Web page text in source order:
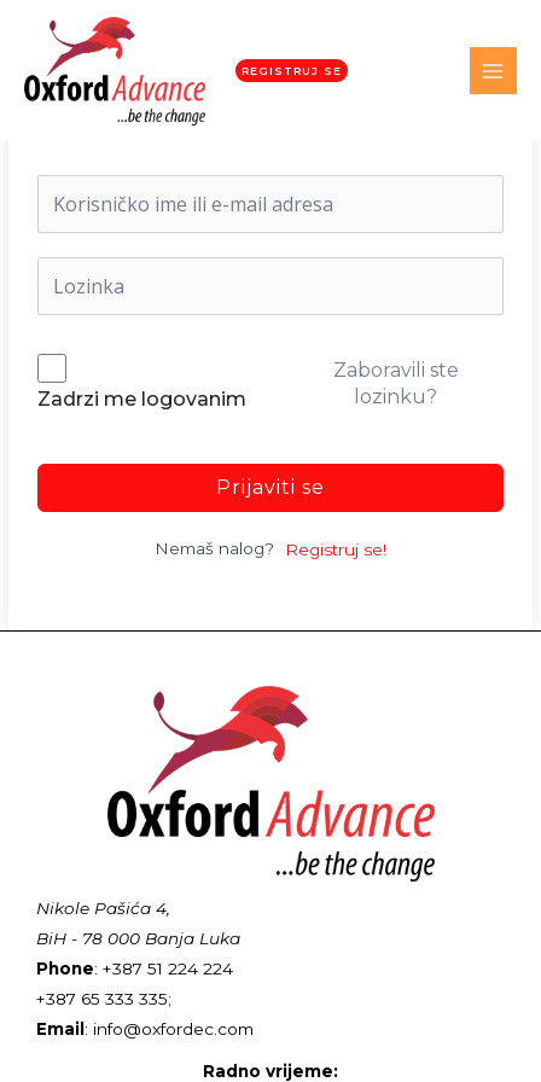
REGISTRUJ SE
Dobrodošli nazad!
Zadrzi me logovanim
Zaboravili ste
lozinku?
Prijaviti se
Nemaš nalog? Registruj se!
Nikole Pašića 4,
BiH - 78 000 Banja Luka
Phone: +387 51 224 224
+387 65 333 335;
Email: info@oxfordec.com
Radno vrijeme: